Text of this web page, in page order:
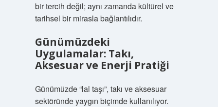
bir tercih değil; aynı zamanda kültürel ve
tarihsel bir mirasla bağlantılıdır.
Günümüzdeki
Uygulamalar: Takı,
Aksesuar ve Enerji Pratiği
Günümüzde “lal taşı”, takı ve aksesuar
sektöründe yaygın biçimde kullanılıyor.